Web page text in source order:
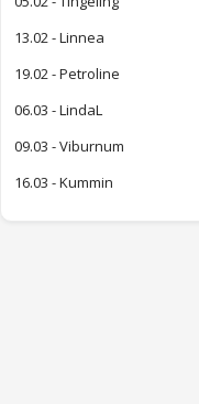
13.02 - Linnea
19.02 - Petroline
06.03 - LindaL
09.03 - Viburnum
16.03 - Kummin